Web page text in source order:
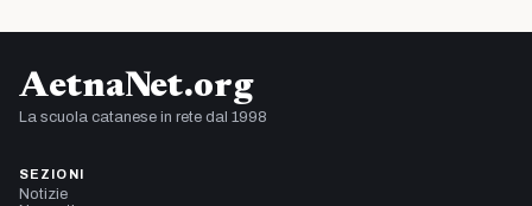
AetnaNet.org
La scuola catanese in rete dal 1998
SEZIONI
Notizie